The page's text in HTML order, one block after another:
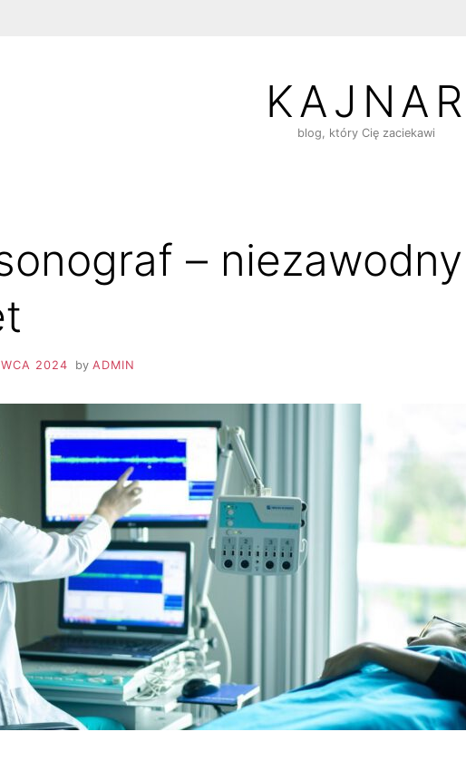
KAJNAR
blog, który Cię zaciekawi
– niezawodny
2024 by ADMIN